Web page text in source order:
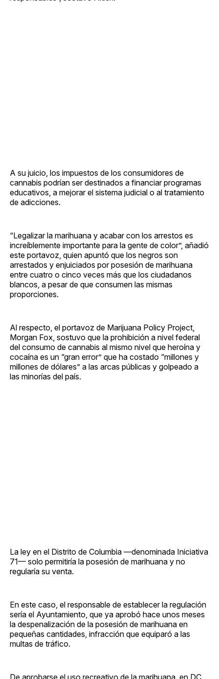
A su juicio, los impuestos de los consumidores de
cannabis podrían ser destinados a financiar programas
educativos, a mejorar el sistema judicial o al tratamiento
de adicciones.
“Legalizar la marihuana y acabar con los arrestos es
increíblemente importante para la gente de color”, añadió
este portavoz, quien apuntó que los negros son
arrestados y enjuiciados por posesión de marihuana
entre cuatro o cinco veces más que los ciudadanos
blancos, a pesar de que consumen las mismas
proporciones.
Al respecto, el portavoz de Marijuana Policy Project,
Morgan Fox, sostuvo que la prohibición a nivel federal
del consumo de cannabis al mismo nivel que heroína y
cocaína es un “gran error” que ha costado “millones y
millones de dólares” a las arcas públicas y golpeado a
las minorías del país.
La ley en el Distrito de Columbia —denominada Iniciativa
71— solo permitiría la posesión de marihuana y no
regularía su venta.
En este caso, el responsable de establecer la regulación
sería el Ayuntamiento, que ya aprobó hace unos meses
la despenalización de la posesión de marihuana en
pequeñas cantidades, infracción que equiparó a las
multas de tráfico.
De aprobarse el uso recreativo de la marihuana, en DC